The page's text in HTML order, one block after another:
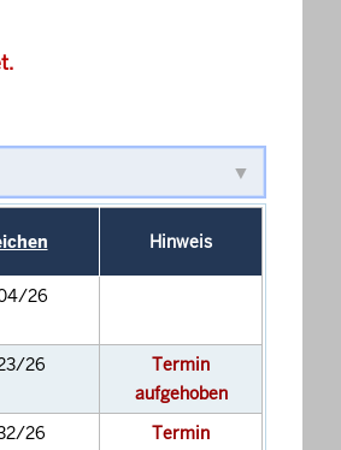
Hinweis
26
26
Termin
aufgehoben
26
Termin